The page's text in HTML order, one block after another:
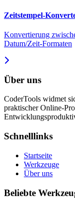
Zeitstempel-
Konvertierung
Datum/Zeit-Formaten
Über uns
CoderTools widmet
praktischer Online-
Schnelllinks
Startseite
Werkzeuge
Über uns
Beliebte